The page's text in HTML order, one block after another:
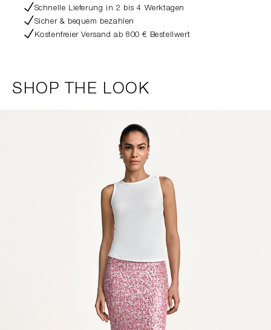
Schnelle Lieferung in 2 bis 4 Werktagen
Sicher & bequem bezahlen
Kostenfreier Versand ab 800 € Bestellwert
SHOP THE LOOK